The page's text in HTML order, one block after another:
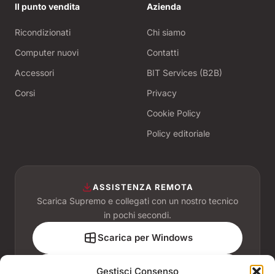
Gestisci Consenso
Il punto vendita
Ricondizionati
Computer nuovi
Accessori
Corsi
Azienda
Chi siamo
Contatti
BIT Services (B2B)
Privacy
Cookie Policy
Policy editoriale
ASSISTENZA REMOTA
Scarica Supremo e collegati con un nostro tecnico
in pochi secondi.
Scarica per Windows
Scarica per macOS